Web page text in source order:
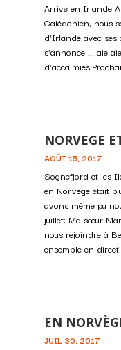
Arrivé en Irlande
Calédonien, nous
d'Irlande avec ses
s'annonce ... aie
NORVEGE
AOÛT 15, 2017
Sognefjord et les
en Norvège était
avons même pu
juillet: Ma sœur
nous rejoindre à
ensemble en
EN
JUIL 30, 2017